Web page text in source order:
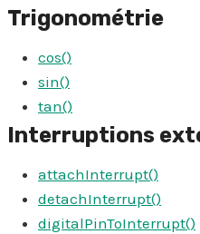
Trigonométrie
cos()
sin()
tan()
Interruptions
attachInterrupt()
detachInterrupt()
digitalPinToInterrupt()